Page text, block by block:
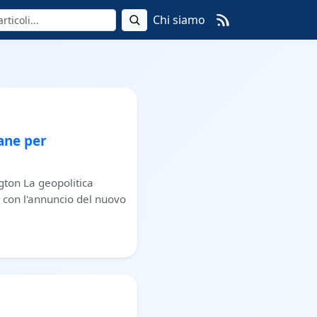
Chi siamo
per
La geopolitica
l'annuncio del nuovo